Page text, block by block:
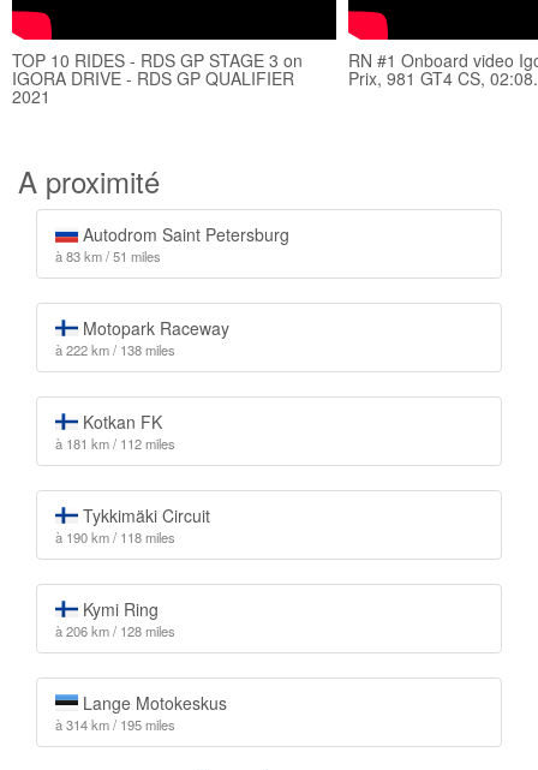
TOP 10 RIDES - RDS GP STAGE 3 on
IGORA DRIVE - RDS GP QUALIFIER
2021
RN #1 Onboard video
Prix, 981 GT4 CS,
A proximité
Autodrom Saint Petersburg
à 83 km / 51 miles
Motopark Raceway
à 222 km / 138 miles
Kotkan FK
à 181 km / 112 miles
Tykkimäki Circuit
à 190 km / 118 miles
Kymi Ring
à 206 km / 128 miles
Lange Motokeskus
à 314 km / 195 miles